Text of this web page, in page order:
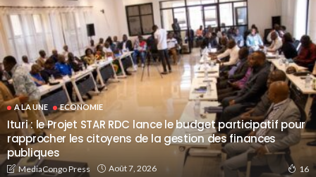
A LA UNE ECONOMIE
Ituri : le Projet STAR RDC lance le budget participatif pour
rapprocher les citoyens de la gestion des finances
publiques
MediaCongo Press Août 7, 2026 16